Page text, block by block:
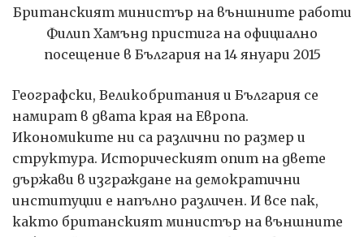
Британският министър на външните работи
Филип Хамънд пристига на официално
посещение в България на 14 януари 2015
Географски, Великобритания и България се
намират в двата края на Европа.
Икономиките ни са различни по размер и
структура. Историческият опит на двете
държави в изграждане на демократични
институции е напълно различен. И все пак,
както британският министър на външните